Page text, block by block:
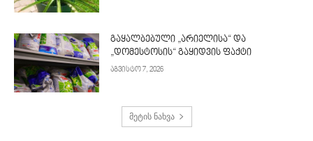
გაყალბებული „არიელისა“ და
„დომესტოსის“ გაყიდვის ფაქტი
აგვისტო 7, 2026
მეტის ნახვა